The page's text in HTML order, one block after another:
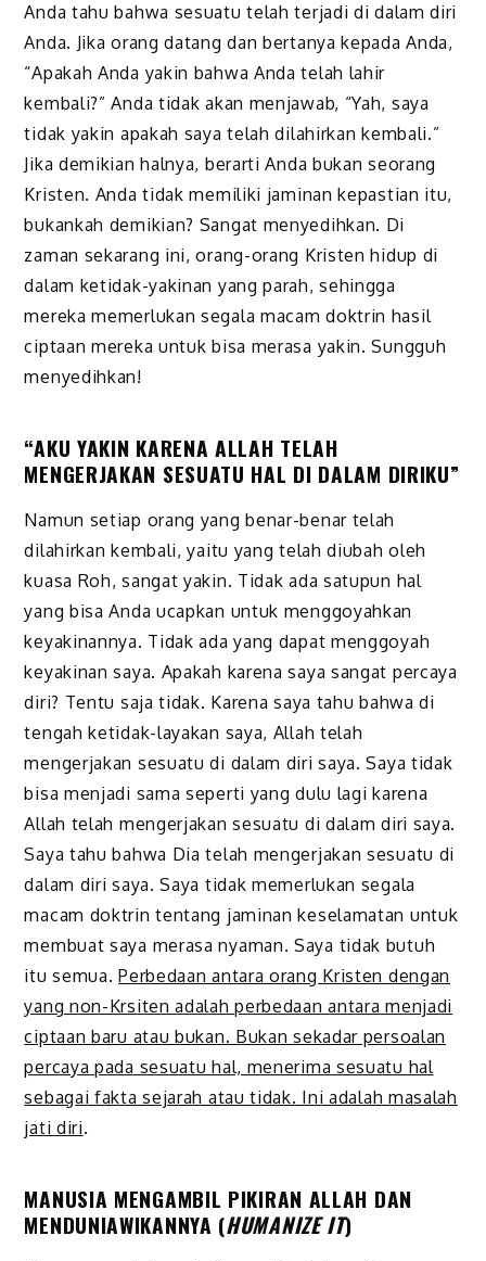
Anda tahu bahwa sesuatu telah terjadi di dalam diri
Anda. Jika orang datang dan bertanya kepada Anda,
“Apakah Anda yakin bahwa Anda telah lahir
kembali?” Anda tidak akan menjawab, “Yah, saya
tidak yakin apakah saya telah dilahirkan kembali.”
Jika demikian halnya, berarti Anda bukan seorang
Kristen. Anda tidak memiliki jaminan kepastian itu,
bukankah demikian? Sangat menyedihkan. Di
zaman sekarang ini, orang-orang Kristen hidup di
dalam ketidak-yakinan yang parah, sehingga
mereka memerlukan segala macam doktrin hasil
ciptaan mereka untuk bisa merasa yakin. Sungguh
menyedihkan!
“AKU YAKIN KARENA ALLAH TELAH
MENGERJAKAN SESUATU HAL DI DALAM DIRIKU”
Namun setiap orang yang benar-benar telah
dilahirkan kembali, yaitu yang telah diubah oleh
kuasa Roh, sangat yakin. Tidak ada satupun hal
yang bisa Anda ucapkan untuk menggoyahkan
keyakinannya. Tidak ada yang dapat menggoyah
keyakinan saya. Apakah karena saya sangat percaya
diri? Tentu saja tidak. Karena saya tahu bahwa di
tengah ketidak-layakan saya, Allah telah
mengerjakan sesuatu di dalam diri saya. Saya tidak
bisa menjadi sama seperti yang dulu lagi karena
Allah telah mengerjakan sesuatu di dalam diri saya.
Saya tahu bahwa Dia telah mengerjakan sesuatu di
dalam diri saya. Saya tidak memerlukan segala
macam doktrin tentang jaminan keselamatan untuk
membuat saya merasa nyaman. Saya tidak butuh
itu semua.Perbedaan antara orang Kristen dengan
yang non-Krsiten adalah perbedaan antara menjadi
ciptaan baru atau bukan. Bukan sekadar persoalan
percaya pada sesuatu hal, menerima sesuatu hal
sebagai fakta sejarah atau tidak. Ini adalah masalah
jati diri.
MANUSIA MENGAMBIL PIKIRAN ALLAH DAN
MENDUNIAWIKANNYA (HUMANIZE IT)